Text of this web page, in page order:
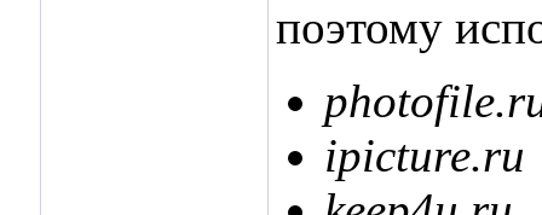
поэтому
ipicture.ru